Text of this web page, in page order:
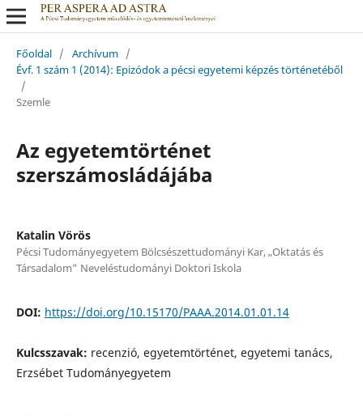
Főoldal / Archívum /
Évf. 1 szám 1 (2014): Epizódok a pécsi egyetemi képzés történetéből
/
Szemle
Az egyetemtörténet
szerszámosládájába
Katalin Vörös
Pécsi Tudományegyetem Bölcsészettudományi Kar, „Oktatás és
Társadalom” Neveléstudományi Doktori Iskola
DOI: https://doi.org/10.15170/PAAA.2014.01.01.14
Kulcsszavak: recenzió, egyetemtörténet, egyetemi tanács,
Erzsébet Tudományegyetem